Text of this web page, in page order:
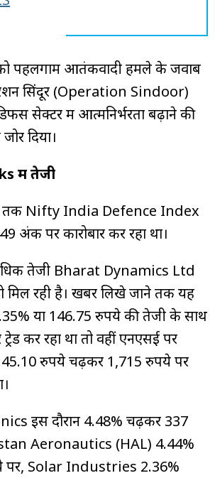
पहलगाम आतंकवादी हमले के जवाब
सिंदूर (Operation Sindoor)
सेक्टर में आत्मनिर्भरता बढ़ाने की
दिया।
में तेजी
तक Nifty India Defence Index
अंक पर कारोबार कर रहा था।
तेजी Bharat Dynamics Ltd
रही है। खबर लिखे जाने तक यह
या 146.75 रुपये की तेजी के साथ
कर रहा था तो वहीं एनएसई पर
रुपये चढ़कर 1,715 रुपये पर
इस दौरान 4.48% चढ़कर 337
Aeronautics (HAL) 4.44%
पर, Solar Industries 2.36%